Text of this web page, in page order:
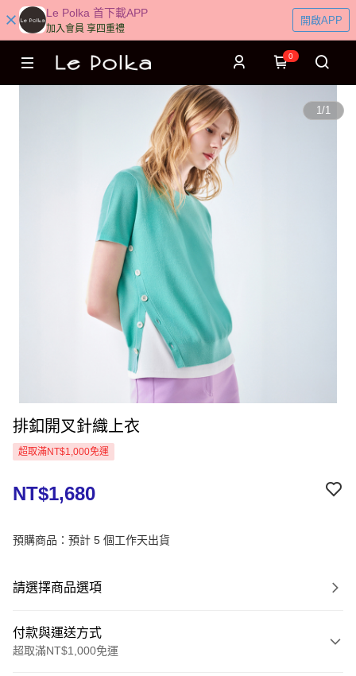
Le Polka 首下載APP
加入會員 享四重禮
開啟APP
0
1/1
排釦開叉針織上衣
超取滿NT$1,000免運
NT$1,680
預購商品：預計 5 個工作天出貨
請選擇商品選項
付款與運送方式
超取滿NT$1,000免運